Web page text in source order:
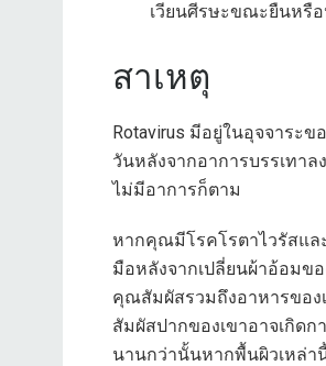
เวียนศีรษะขณะยืนหรื
สาเหตุ
Rotavirus มีอยู่ในอุจจาระ
วันหลังจากอาการบรรเทา
ไม่มีอาการก็ตาม
หากคุณมีโรคโรตาไวรัสแล
มือหลังจากเปลี่ยนผ้าอ้อมข
คุณสัมผัสรวมถึงอาหารของ
สัมผัสปากของเขาอาจเกิด
นานกว่านั้นหากพื้นผิวเหล่า